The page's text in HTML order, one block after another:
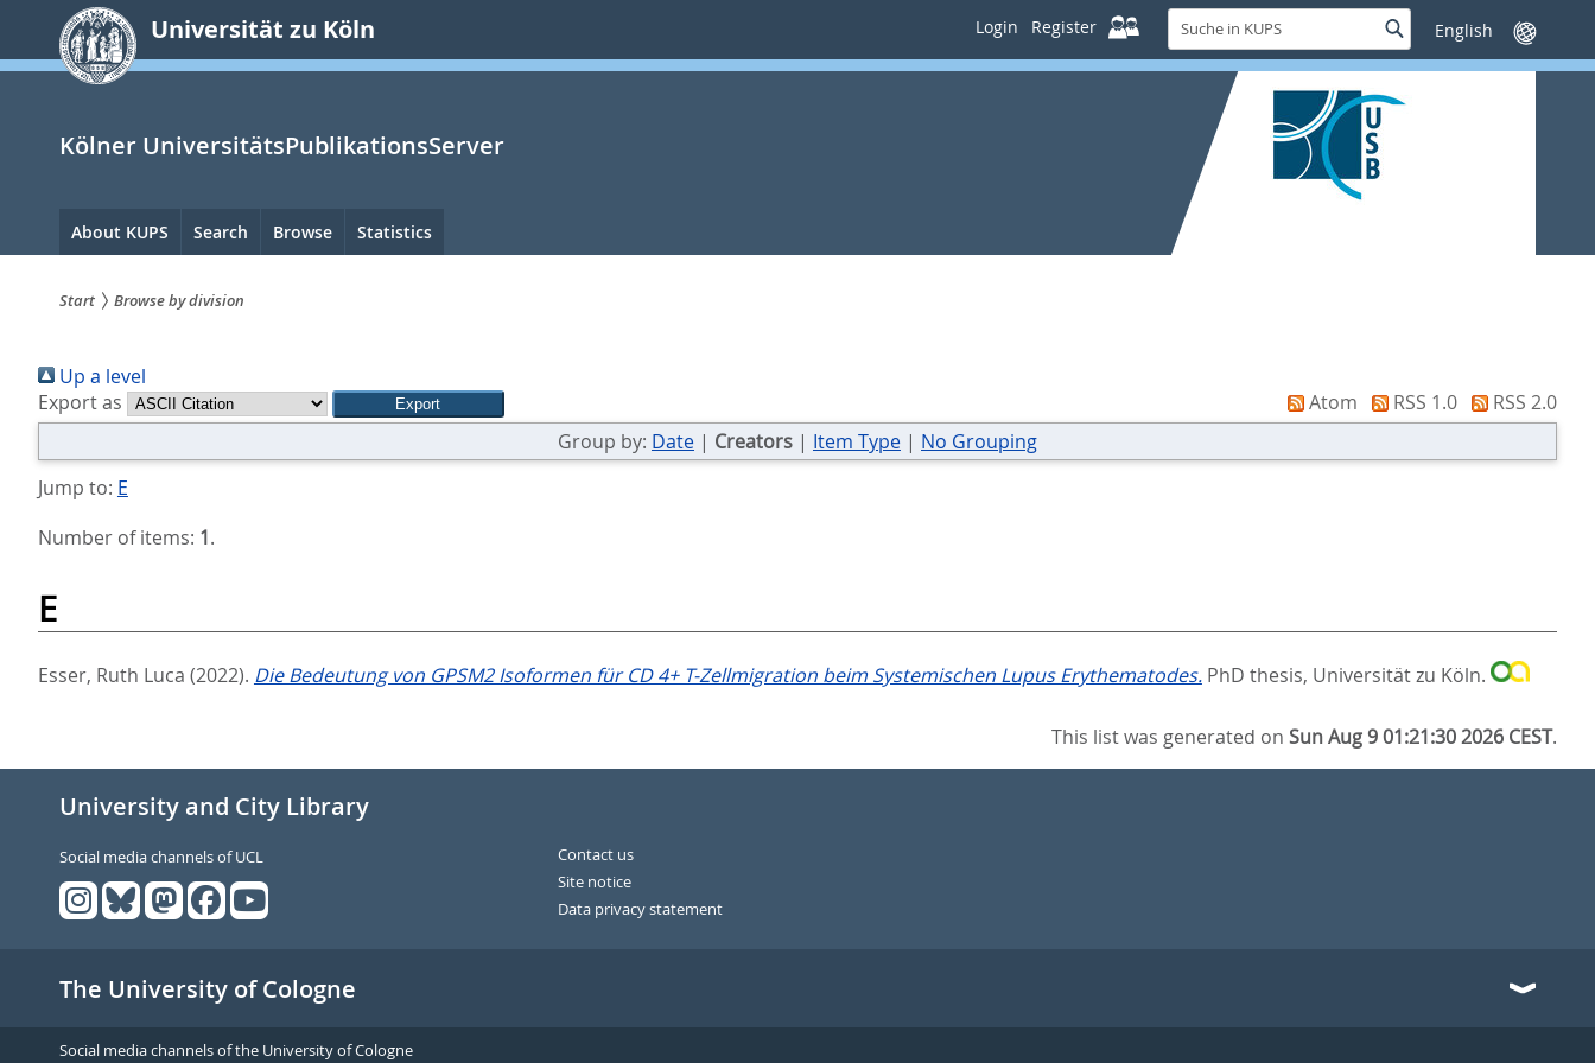
springen
Universität zu Köln Login Register
Suche
in
KUPS
SucheSprache
wechseln
Kölner UniversitätsPublikationsServer
Hauptnavigation
About KUPS Search Browse Statistics
sind
hier:
Start Browse by division
Up a level
Export as
Atom RSS 1.0
RSS 2.0
Group by: Date | Creators | Item Type | No Grouping
Jump to: E
Number of items: 1.
E
Esser, Ruth Luca (2022). Die Bedeutung von GPSM2 Isoformen für CD 4+ T-Zellmigration beim Systemischen Lupus Erythematodes. PhD thesis, Universität zu Köln.
This list was generated onSun Aug 9 01:21:30 2026 CEST.
University and City Library
Social media channels of UCL
Contact us
Site notice
Data privacy statement
The University of Cologne
Social media channels of the University of Cologne